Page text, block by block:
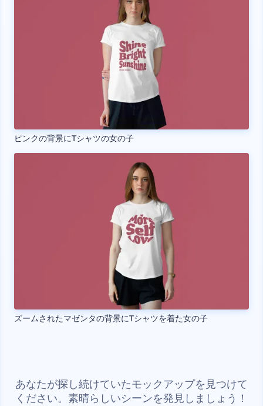
ピンクの背景にTシャツの女の子
ズームされたマゼンタの背景にTシャツを着た女の子
あなたが探し続けていたモックアップを見つけて
ください。素晴らしいシーンを発見しましょう！